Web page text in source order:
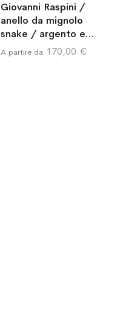
Giovanni Raspini /
anello da mignolo
snake / argento e
sodalite
A partire da 170,00 €